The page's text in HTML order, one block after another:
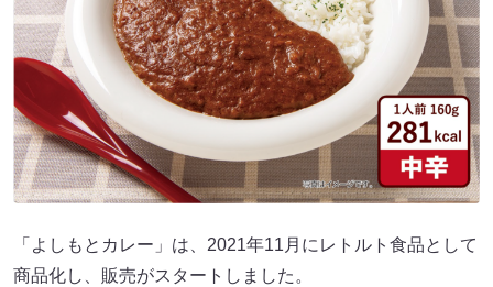
「よしもとカレー」は、2021年11月にレトルト食品として
商品化し、販売がスタートしました。